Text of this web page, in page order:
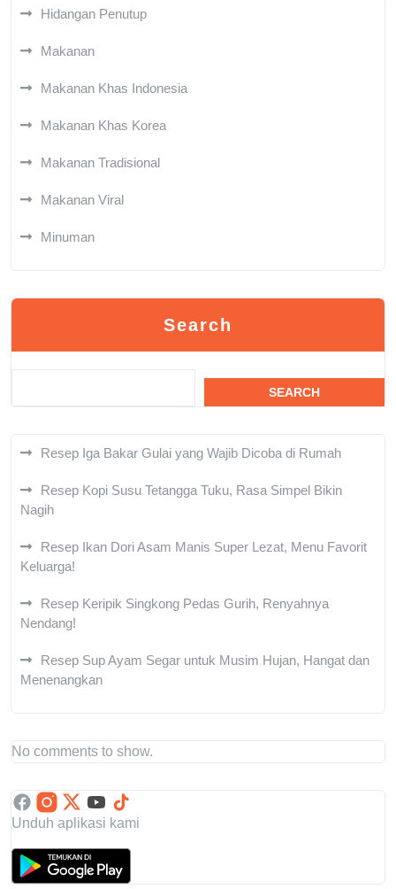
Hidangan Penutup
Makanan
Makanan Khas Indonesia
Makanan Khas Korea
Makanan Tradisional
Makanan Viral
Minuman
Search
SEARCH
Resep Iga Bakar Gulai yang Wajib Dicoba di Rumah
Resep Kopi Susu Tetangga Tuku, Rasa Simpel Bikin
Nagih
Resep Ikan Dori Asam Manis Super Lezat, Menu Favorit
Keluarga!
Resep Keripik Singkong Pedas Gurih, Renyahnya
Nendang!
Resep Sup Ayam Segar untuk Musim Hujan, Hangat dan
Menenangkan
No comments to show.
Unduh aplikasi kami